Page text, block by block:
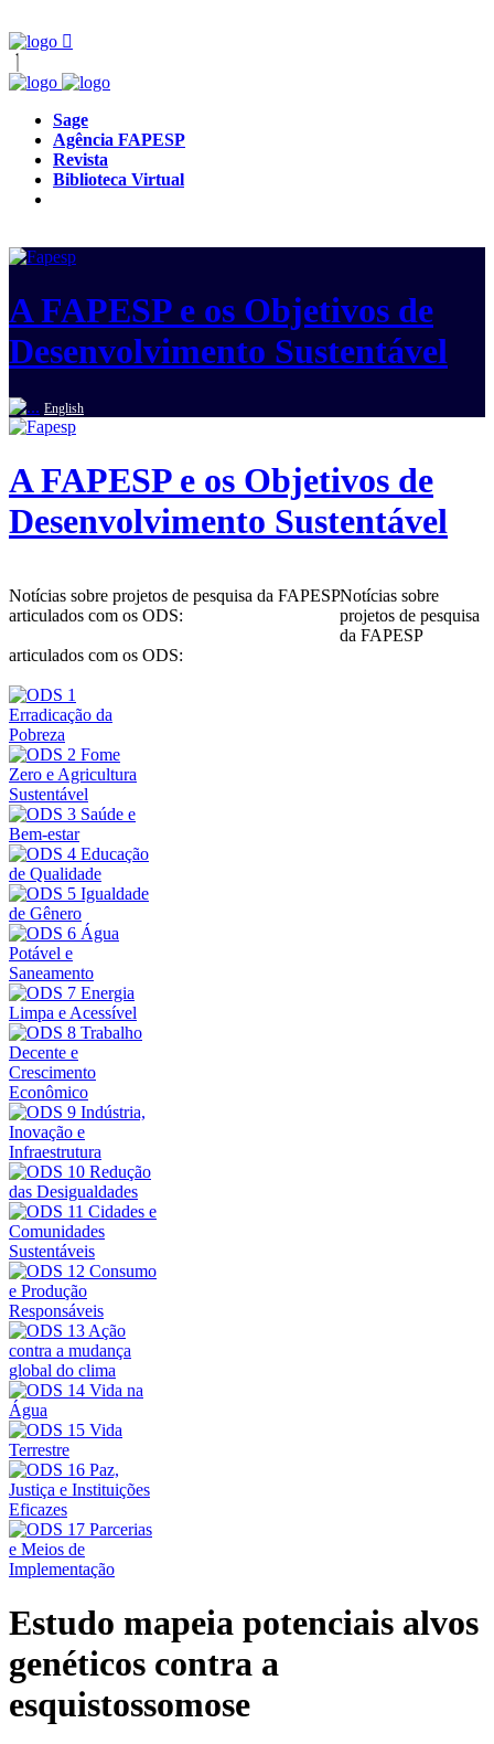
Sage
Agência FAPESP
Revista
Biblioteca Virtual
A FAPESP e os Objetivos de
Desenvolvimento Sustentável
English
A FAPESP e os Objetivos de
Desenvolvimento Sustentável
Notícias sobre projetos de pesquisa da FAPESP
articulados com os ODS:
Notícias sobre
projetos de pesquisa
da FAPESP
articulados com os ODS:
Estudo mapeia potenciais alvos
genéticos contra a
esquistossomose